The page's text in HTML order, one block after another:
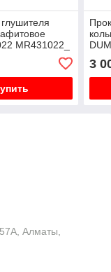
MR431022_
K96W V73W
3
Алматы,